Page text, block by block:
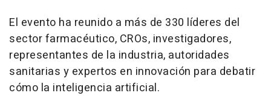
El evento ha reunido a más de 330 líderes del
sector farmacéutico, CROs, investigadores,
representantes de la industria, autoridades
sanitarias y expertos en innovación para debatir
cómo la inteligencia artificial.